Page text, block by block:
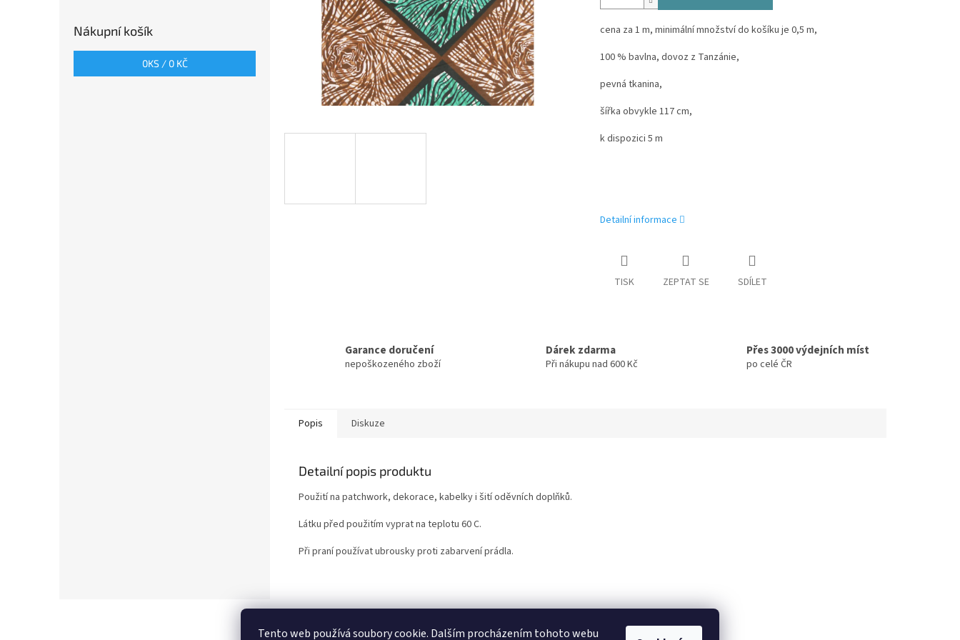
Tento web používá soubory cookie. Dalším procházením tohoto webu
Nákupní košík
0KS / 0 KČ
cena za 1 m, minimální množství do košíku je 0,5 m,
100 % bavlna, dovoz z Tanzánie,
pevná tkanina,
šířka obvykle 117 cm,
k dispozici 5 m
Detailní informace
TISK ZEPTAT SE SDÍLET
Garance doručení
nepoškozeného zboží
Dárek zdarma
Při nákupu nad 600 Kč
Přes 3000 výdejních míst
po celé ČR
Popis Diskuze
Detailní popis produktu
Použití na patchwork, dekorace, kabelky i šití oděvních doplňků.
Látku před použitím vyprat na teplotu 60 C.
Při praní používat ubrousky proti zabarvení prádla.